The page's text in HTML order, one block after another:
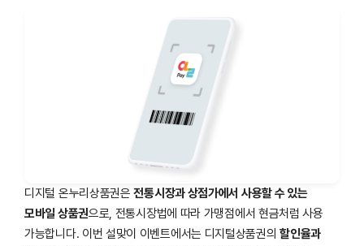
디지털 온누리상품권은전통시장과 상점가에서 사용할 수 있는
모바일 상품권으로, 전통시장법에 따라 가맹점에서 현금처럼 사용
가능합니다. 이번 설맞이 이벤트에서는 디지털상품권의할인율과